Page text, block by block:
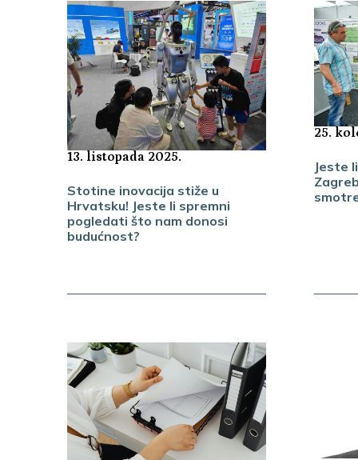
13. listopada 2025.
Stotine inovacija stiže u
Hrvatsku! Jeste li spremni
pogledati što nam donosi
budućnost?
25.
Jeste